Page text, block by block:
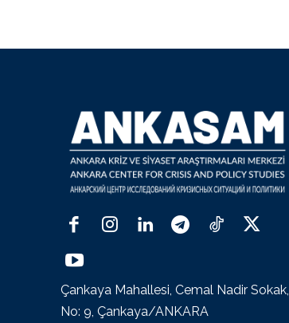
Çankaya Mahallesi, Cemal Nadir Sokak,
No: 9, Çankaya/ANKARA